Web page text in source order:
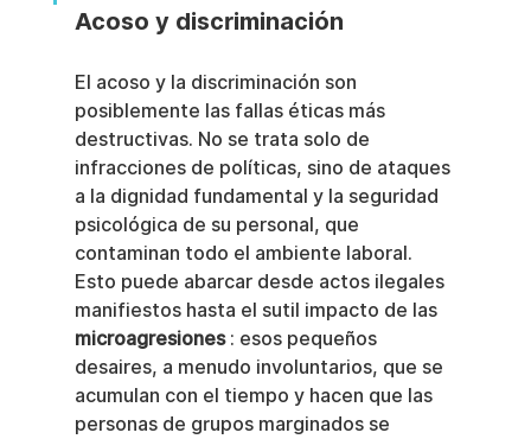
Acoso y discriminación
El acoso y la discriminación son
posiblemente las fallas éticas más
destructivas. No se trata solo de
infracciones de políticas, sino de ataques
a la dignidad fundamental y la seguridad
psicológica de su personal, que
contaminan todo el ambiente laboral.
Esto puede abarcar desde actos ilegales
manifiestos hasta el sutil impacto de las
microagresiones : esos pequeños
desaires, a menudo involuntarios, que se
acumulan con el tiempo y hacen que las
personas de grupos marginados se